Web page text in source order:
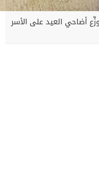
أضاحي العيد على الأسر